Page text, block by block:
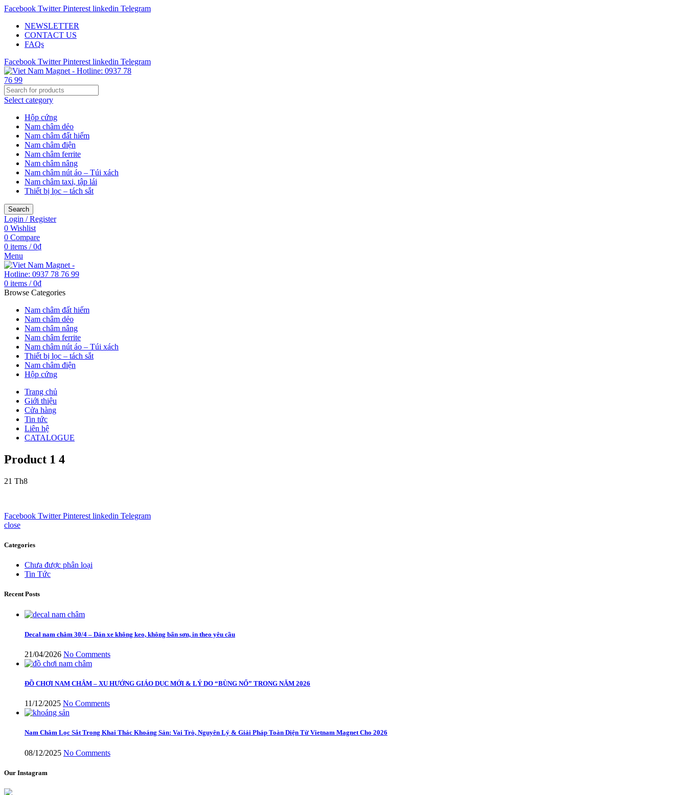
Facebook Twitter Pinterest linkedin Telegram
NEWSLETTER
CONTACT US
FAQs
Facebook Twitter Pinterest linkedin Telegram
Select category
Hộp cứng
Nam châm dẻo
Nam châm đất hiếm
Nam châm điện
Nam châm ferrite
Nam châm nâng
Nam châm nút áo – Túi xách
Nam châm taxi, tập lái
Thiết bị lọc – tách sắt
Search
Login / Register
0 Wishlist
0 Compare
0 items / 0₫
Menu
0 items / 0₫
Browse Categories
Nam châm đất hiếm
Nam châm dẻo
Nam châm nâng
Nam châm ferrite
Nam châm nút áo – Túi xách
Thiết bị lọc – tách sắt
Nam châm điện
Hộp cứng
Trang chủ
Giới thiệu
Cửa hàng
Tin tức
Liên hệ
CATALOGUE
Product 1 4
21 Th8
Facebook Twitter Pinterest linkedin Telegram
close
Categories
Chưa được phân loại
Tin Tức
Recent Posts
Decal nam châm 30/4 – Dán xe không keo, không bẩn sơn, in theo yêu cầu
21/04/2026 No Comments
ĐỒ CHƠI NAM CHÂM – XU HƯỚNG GIÁO DỤC MỚI & LÝ DO “BÙNG NỔ” TRONG NĂM 2026
11/12/2025 No Comments
Nam Châm Lọc Sắt Trong Khai Thác Khoáng Sản: Vai Trò, Nguyên Lý & Giải Pháp Toàn Diện Từ Vietnam Magnet Cho 2026
08/12/2025 No Comments
Our Instagram